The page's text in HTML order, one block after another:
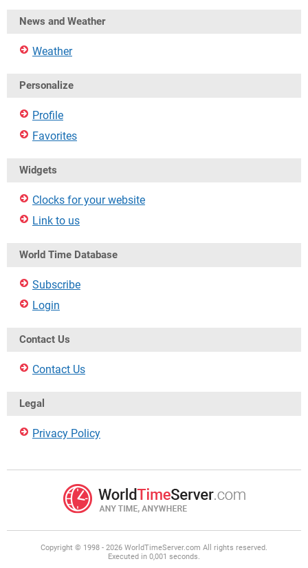
News and Weather
Weather
Personalize
Profile
Favorites
Widgets
Clocks for your website
Link to us
World Time Database
Subscribe
Login
Contact Us
Contact Us
Legal
Privacy Policy
Copyright © 1998 - 2026 WorldTimeServer.com All rights reserved.
Executed in 0,001 seconds.